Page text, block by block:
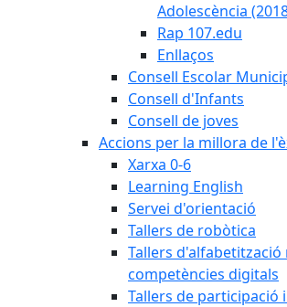
Adolescència
Rap 107.edu
Enllaços
Consell Escolar
Consell d'Infants
Consell de joves
Accions per la millora de
Xarxa 0-6
Learning English
Servei d'orientació
Tallers de robòtica
Tallers
competències digitals
Tallers de participació